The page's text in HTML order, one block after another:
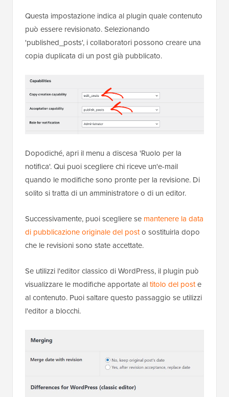
Questa impostazione indica al plugin quale contenuto
può essere revisionato. Selezionando
'published_posts', i collaboratori possono creare una
copia duplicata di un post già pubblicato.
Dopodiché, apri il menu a discesa 'Ruolo per la
notifica'. Qui puoi scegliere chi riceve un'e-mail
quando le modifiche sono pronte per la revisione. Di
solito si tratta di un amministratore o di un editor.
Successivamente, puoi scegliere se mantenere la data
di pubblicazione originale del posto sostituirla dopo
che le revisioni sono state accettate.
Se utilizzi l'editor classico di WordPress, il plugin può
visualizzare le modifiche apportate altitolo del poste
al contenuto. Puoi saltare questo passaggio se utilizzi
l'editor a blocchi.